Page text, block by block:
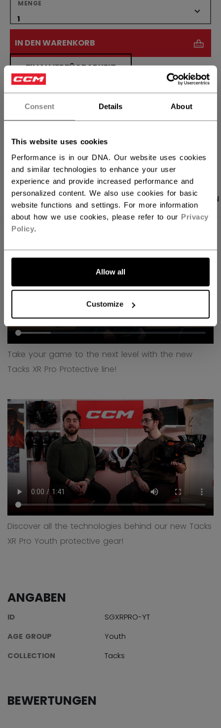
Consent Details About
This website uses cookies
Performance is in our DNA. Our website uses cookies
and similar technologies to enhance your user
experience and provide increased performance and
personalized content. We also use cookies for basic
website functions and settings. For more information
about how we use cookies, please refer to our Privacy
Policy.
Allow all
Customize
MENGE
IN DEN WARENKORB
FILIALVERFÜGBARKEIT
Kostenfreie Rücksendungen
PRODUKTFOTOS BESCHREIBUNG ANGABEN
Take your game to the next level with the new
Tacks XR Pro Protective line!
Discover all the technologies behind our new Tacks
XR Pro Youth protective gear!
ANGABEN
ID
SGXRPRO-YT
AGE GROUP
Youth
COLLECTION
Tacks
BEWERTUNGEN